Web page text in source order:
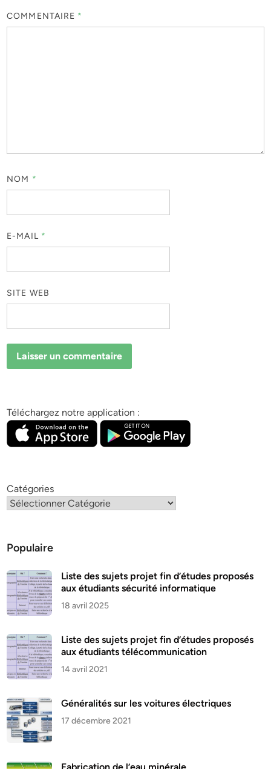
COMMENTAIRE *
NOM *
E-MAIL *
SITE WEB
Téléchargez notre application :
Catégories
Populaire
Liste des sujets projet fin d’études proposés
aux étudiants sécurité informatique
18 avril 2025
Liste des sujets projet fin d’études proposés
aux étudiants télécommunication
14 avril 2021
Généralités sur les voitures électriques
17 décembre 2021